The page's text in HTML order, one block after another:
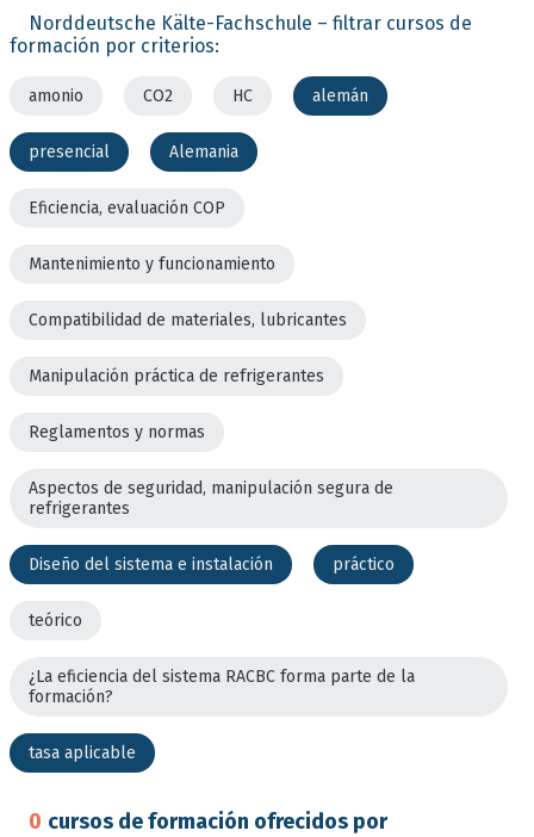
Norddeutsche Kälte-Fachschule – filtrar cursos de
formación por criterios:
amonio CO2 HC alemán
presencial Alemania
Eficiencia, evaluación COP
Mantenimiento y funcionamiento
Compatibilidad de materiales, lubricantes
Manipulación práctica de refrigerantes
Reglamentos y normas
Aspectos de seguridad, manipulación segura de
refrigerantes
Diseño del sistema e instalación práctico
teórico
¿La eficiencia del sistema RACBC forma parte de la
formación?
tasa aplicable
0 cursos de formación ofrecidos por